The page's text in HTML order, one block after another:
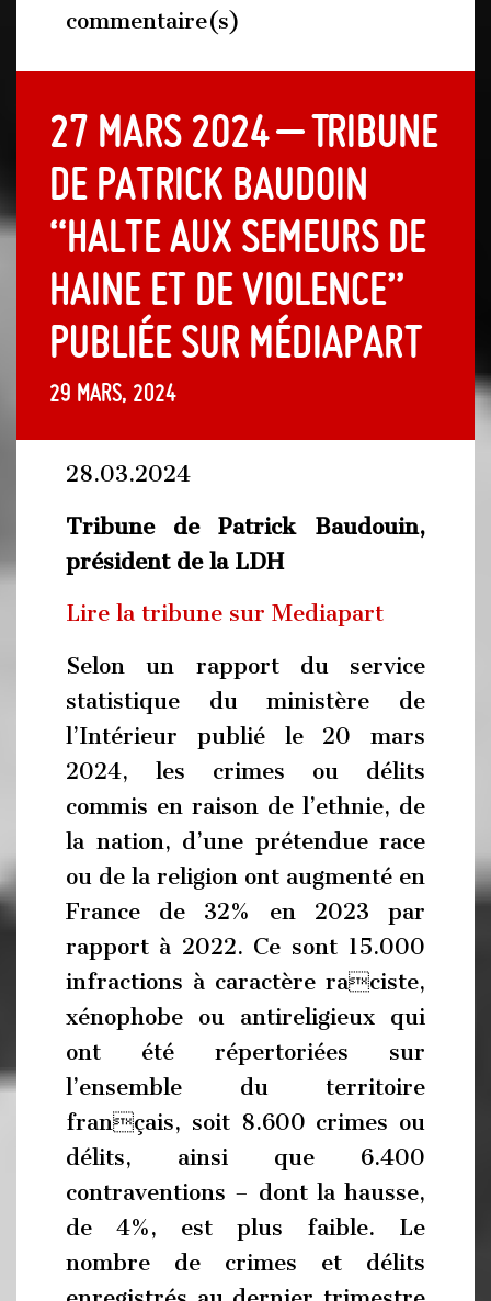
commentaire(s)
27 mars 2024 – Tribune
de Patrick Baudoin
“Halte aux semeurs de
haine et de violence”
publiée sur médiapart
29 mars, 2024
28.03.2024
Tribune de Patrick Baudouin,
président de la LDH
Lire la tribune sur Mediapart
Selon un rapport du service
statistique du ministère de
l’Intérieur publié le 20 mars
2024, les crimes ou délits
commis en raison de l’ethnie, de
la nation, d’une prétendue race
ou de la religion ont augmenté en
France de 32% en 2023 par
rapport à 2022. Ce sont 15.000
infractions à caractère raciste,
xénophobe ou antireligieux qui
ont été répertoriées sur
l’ensemble du territoire
français, soit 8.600 crimes ou
délits, ainsi que 6.400
contraventions – dont la hausse,
de 4%, est plus faible. Le
nombre de crimes et délits